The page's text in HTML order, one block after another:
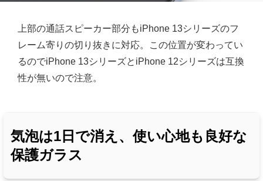
上部の通話スピーカー部分もiPhone 13シリーズのフ
レーム寄りの切り抜きに対応。この位置が変わってい
るのでiPhone 13シリーズとiPhone 12シリーズは互換
性が無いので注意。
気泡は1日で消え、使い心地も良好な
保護ガラス